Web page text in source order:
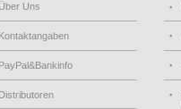
Über Uns
Kontaktangaben
PayPal&Bankinfo
Distributoren